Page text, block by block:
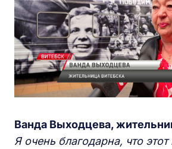
Ванда Выходцева,
Я очень благодарна, что